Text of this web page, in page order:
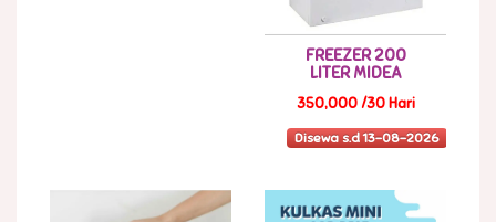
FREEZER 200
LITER MIDEA
350,000 /30 Hari
Disewa s.d 13-08-2026